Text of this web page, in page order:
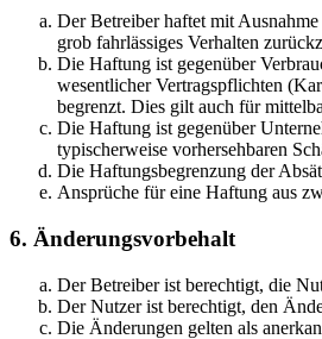
Der Betreiber haftet mit
grob fahrlässiges Verhalten
Die Haftung ist gegenüber
wesentlicher Vertragspflichten
begrenzt. Dies gilt auch für
Die Haftung ist gegenüber
typischerweise vorhersehbaren
Die Haftungsbegrenzung der
Ansprüche für eine Haftung aus
6. Änderungsvorbehalt
Der Betreiber ist berechtigt, die
Der Nutzer ist berechtigt, den
Die Änderungen gelten als